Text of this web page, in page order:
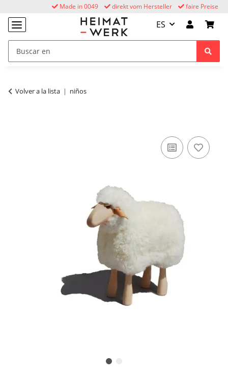
faire Preise
direkt vom Hersteller
Made in 0049
ES
Volver a la lista niños